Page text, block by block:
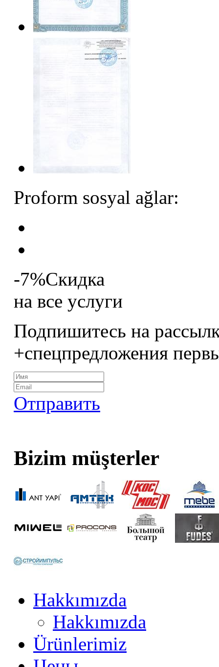
Proform sosyal ağlar:
-7%Скидка
на все услуги
Подпишитесь на
+спецпредложения
Отправить
Bizim müşterler
Hakkımızda
Hakkımızda
Ürünlerimiz